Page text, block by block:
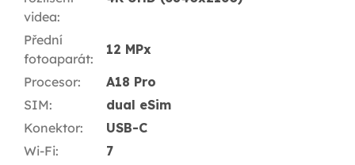
videa:
Přední
fotoaparát:
12 MPx
Procesor:
A18 Pro
SIM:
dual eSim
Konektor:
USB-C
Wi-Fi:
7